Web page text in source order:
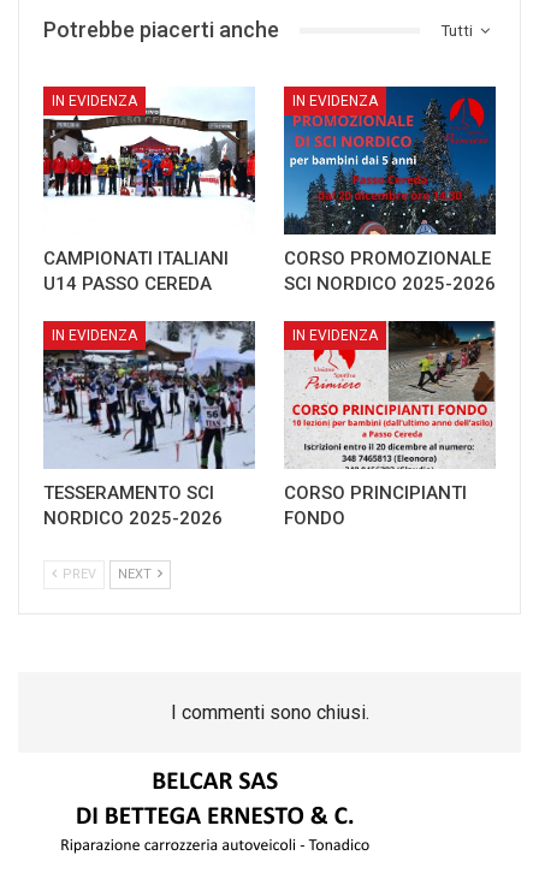
Tutti
Potrebbe piacerti anche
IN EVIDENZA
CAMPIONATI ITALIANI
U14 PASSO CEREDA
IN EVIDENZA
CORSO PROMOZIONALE
SCI NORDICO 2025-2026
IN EVIDENZA
TESSERAMENTO SCI
NORDICO 2025-2026
IN EVIDENZA
CORSO PRINCIPIANTI
FONDO
PREV NEXT
I commenti sono chiusi.